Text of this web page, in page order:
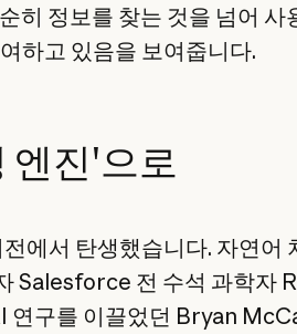
히 정보를 찾는 것을 넘어 사
하고 있음을 보여줍니다.
엔진'으로
에서 탄생했습니다. 자연어
Salesforce 전 수석 과학자
구를 이끌었던 Bryan